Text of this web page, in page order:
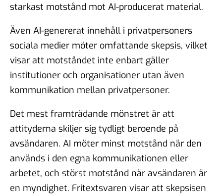
starkast motstånd mot AI-producerat material.
Även AI-genererat innehåll i privatpersoners
sociala medier möter omfattande skepsis, vilket
visar att motståndet inte enbart gäller
institutioner och organisationer utan även
kommunikation mellan privatpersoner.
Det mest framträdande mönstret är att
attityderna skiljer sig tydligt beroende på
avsändaren. AI möter minst motstånd när den
används i den egna kommunikationen eller
arbetet, och störst motstånd när avsändaren är
en myndighet. Fritextsvaren visar att skepsisen